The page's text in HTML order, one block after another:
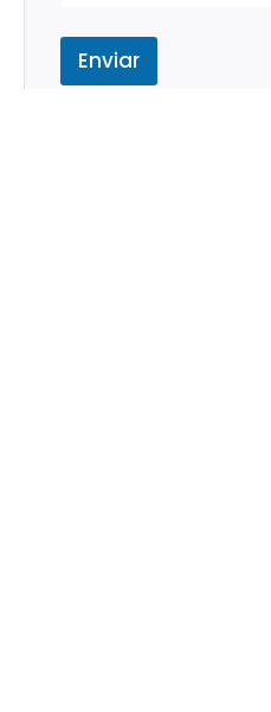
Enviar